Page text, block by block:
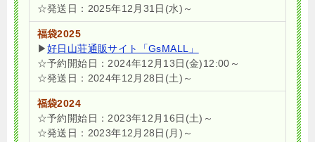
☆発送日：2025年12月31日(水)～
福袋2025
▶好日山荘通販サイト「GsMALL」
☆予約開始日：2024年12月13日(金)12:00～
☆発送日：2024年12月28日(土)～
福袋2024
☆予約開始日：2023年12月16日(土)～
☆発送日：2023年12月28日(月)～